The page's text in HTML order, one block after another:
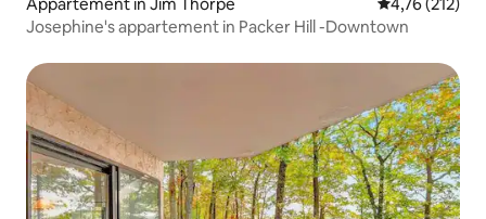
Josephine's appartement in Packer Hill -Downtown